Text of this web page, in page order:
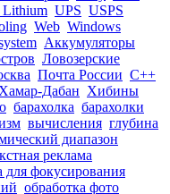
Lithium UPS USPS
Web Windows
Аккумуляторы
Ловозерские
Почта России С++
Хамар-Дабан Хибины
барахолка барахолки
вычисления глубина
диапазон
реклама
для фокусирования
обработка фото